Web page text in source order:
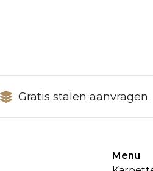
Gratis stalen aanvragen
Menu